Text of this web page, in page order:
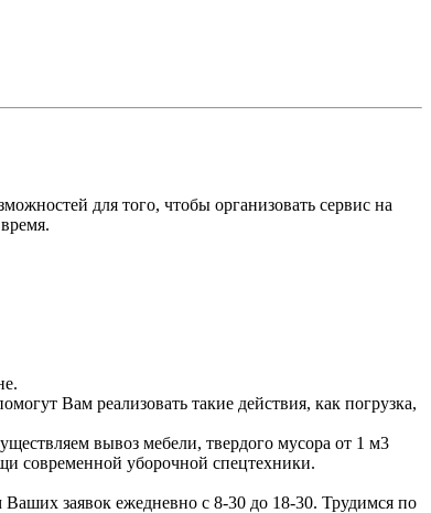
для того, чтобы организовать сервис на
Вам реализовать такие действия, как погрузка,
вывоз мебели, твердого мусора от 1 м3
современной уборочной спецтехники.
заявок ежедневно с 8-30 до 18-30. Трудимся по